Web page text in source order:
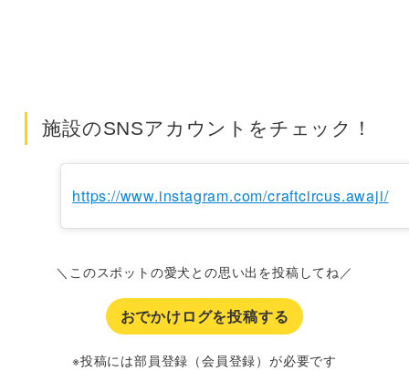
施設のSNSアカウントをチェック！
https://www.instagram.com/craftcircus.awaji/
＼このスポットの愛犬との思い出を投稿してね／
おでかけログを投稿する
※投稿には部員登録（会員登録）が必要です